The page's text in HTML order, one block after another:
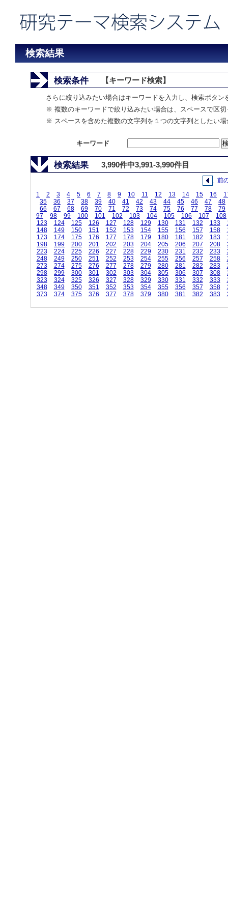
検索結果
検索条件 【キーワード検索】
さらに絞り込みたい場合はキーワードを入力し、検索ボタ
※ 複数のキーワードで絞り込みたい場合は、スペースで区
※ スペースを含めた複数の文字列を１つの文字列としたい
キーワード
検索結果 3,990件中3,991-3,990件目
前
1
2 3 4 5 6 7 8 9 10 11 12 13 14 15 16
35
36 37 38 39 40 41 42 43 44 45 46 47
48
66
67 68 69 70 71 72 73 74 75 76 77 78
79
97
98 99 100 101 102 103 104 105 106 107
108
123
124 125 126 127 128 129 130 131 132 133
148
149 150 151 152 153 154 155 156 157 158
173
174 175 176 177 178 179 180 181 182 183
198
199 200 201 202 203 204 205 206 207 208
223
224 225 226 227 228 229 230 231 232 233
248
249 250 251 252 253 254 255 256 257 258
273
274 275 276 277 278 279 280 281 282 283
298
299 300 301 302 303 304 305 306 307 308
323
324 325 326 327 328 329 330 331 332 333
348
349 350 351 352 353 354 355 356 357 358
373
374 375 376 377 378 379 380 381 382 383